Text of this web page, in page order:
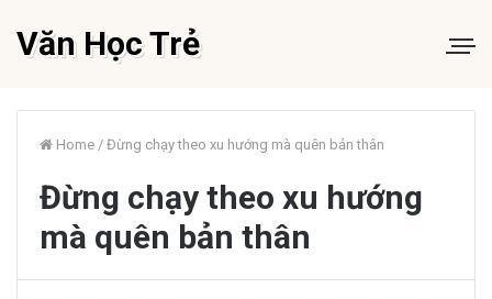
Văn Học Trẻ
Home / Đừng chạy theo xu hướng mà quên bản thân
Đừng chạy theo xu hướng
mà quên bản thân